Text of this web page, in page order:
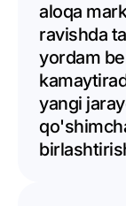
aloqa
ravishda
yordam
yangi